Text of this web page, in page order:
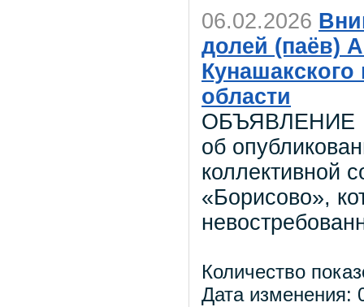
06.02.2026
долей (паёв)
области
ОБЪЯВЛЕНИЕ
об
коллективной
«Борисово»,
Количество
Дата изменения: